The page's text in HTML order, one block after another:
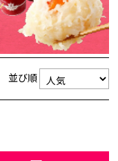
並び順